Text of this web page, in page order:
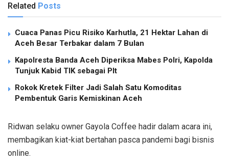
Related Posts
Cuaca Panas Picu Risiko Karhutla, 21 Hektar Lahan di
Aceh Besar Terbakar dalam 7 Bulan
Kapolresta Banda Aceh Diperiksa Mabes Polri, Kapolda
Tunjuk Kabid TIK sebagai Plt
Rokok Kretek Filter Jadi Salah Satu Komoditas
Pembentuk Garis Kemiskinan Aceh
Ridwan selaku owner Gayola Coffee hadir dalam acara ini,
membagikan kiat-kiat bertahan pasca pandemi bagi bisnis
online.